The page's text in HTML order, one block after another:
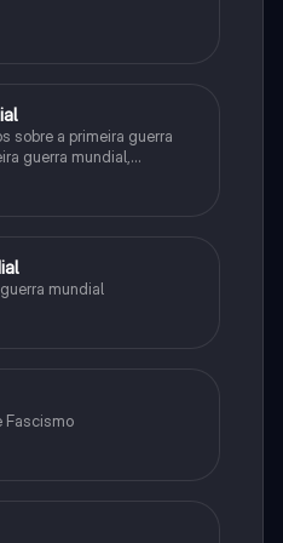
sobre a primeira guerra
guerra mundial,
Guerra Mundial,fases da
mundial
Fascismo